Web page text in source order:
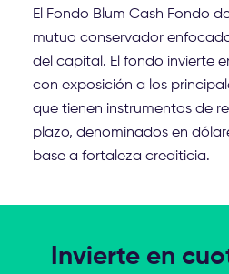
El Fondo Blum Cash Fondo
mutuo conservador
del capital. El fondo invierte
con exposición a los
que tienen instrumentos de
plazo, denominados en
base a fortaleza crediticia.
Invierte en